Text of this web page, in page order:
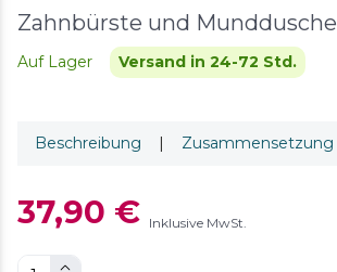
Zahnbürste und Munddusche
Auf Lager Versand in 24-72 Std.
Beschreibung | Zusammensetzung
37,90 € Inklusive MwSt.